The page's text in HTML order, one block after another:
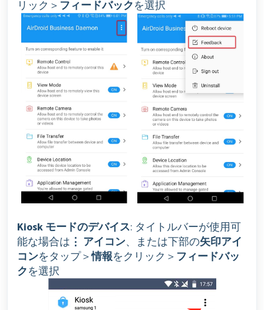
リック＞ フィードバックを選択
Kiosk モードのデバイス: タイトルバーが使用可
能な場合は ⋮ アイコン、または下部の矢印アイ
コンをタップ＞情報をクリック＞ フィードバッ
クを選択